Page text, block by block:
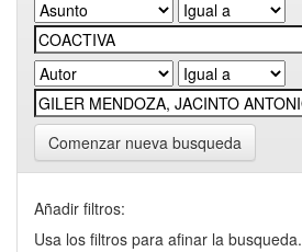
Comenzar nueva busqueda
Añadir filtros:
Usa los filtros para afinar la busqueda.